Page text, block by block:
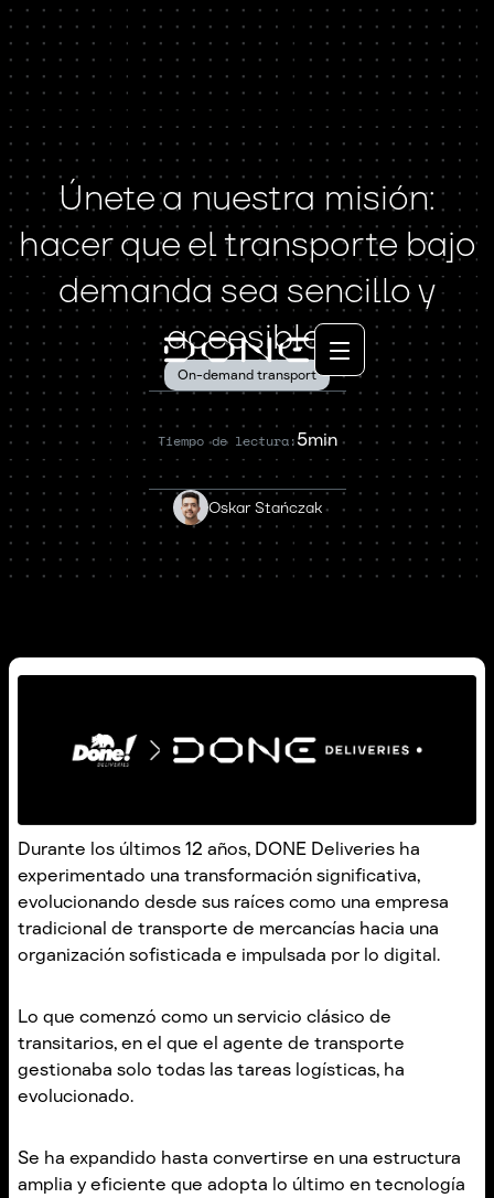
Únete a nuestra misión:
hacer que el transporte bajo
demanda sea sencillo y
accesible.
On-demand transport
Tiempo de lectura:5min
Oskar Stańczak
Durante los últimos 12 años, DONE Deliveries ha
experimentado una transformación significativa,
evolucionando desde sus raíces como una empresa
tradicional de transporte de mercancías hacia una
organización sofisticada e impulsada por lo digital.
Lo que comenzó como un servicio clásico de
transitarios, en el que el agente de transporte
gestionaba solo todas las tareas logísticas, ha
evolucionado.
Se ha expandido hasta convertirse en una estructura
amplia y eficiente que adopta lo último en tecnología